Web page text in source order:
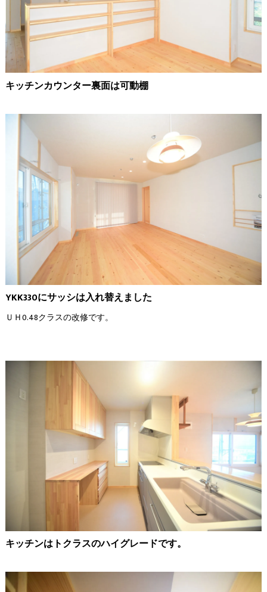
キッチンカウンター裏面は可動棚
YKK330にサッシは入れ替えました
ＵＨ0.48クラスの改修です。
キッチンはトクラスのハイグレードです。